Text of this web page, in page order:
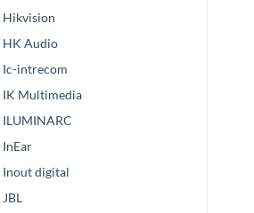
Hikvision
HK Audio
Ic-intrecom
IK Multimedia
ILUMINARC
InEar
Inout digital
JBL